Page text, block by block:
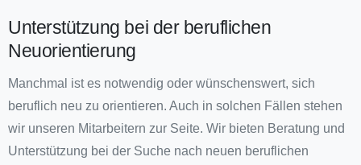
Unterstützung bei der beruflichen
Neuorientierung
Manchmal ist es notwendig oder wünschenswert, sich
beruflich neu zu orientieren. Auch in solchen Fällen stehen
wir unseren Mitarbeitern zur Seite. Wir bieten Beratung und
Unterstützung bei der Suche nach neuen beruflichen